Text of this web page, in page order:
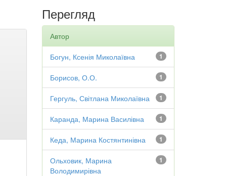
Перегляд
Автор
1
Богун, Ксенія Миколаївна
1
Борисов, О.О.
1
Гергуль, Світлана Миколаївна
1
Каранда, Марина Василівна
1
Кеда, Марина Костянтинівна
1
Ольховик, Марина
Володимирівна